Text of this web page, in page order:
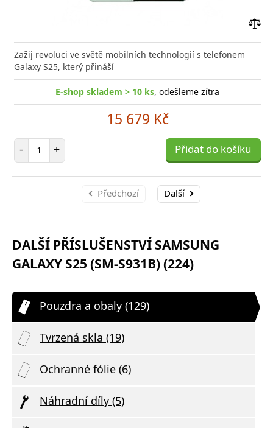
Zažij revoluci ve světě mobilních technologií s telefonem
Galaxy S25, který přináší
E-shop skladem > 10 ks, odešleme zítra
15 679 Kč
- Počet položek
+ Přidat do košíku
Předchozí Další
DALŠÍ PŘÍSLUŠENSTVÍ SAMSUNG
GALAXY S25 (SM-S931B) (224)
Pouzdra a obaly (129)
Tvrzená skla (19)
Ochranné fólie (6)
Náhradní díly (5)